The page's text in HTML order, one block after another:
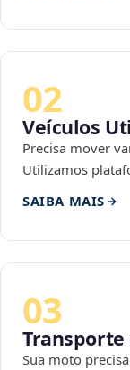
02
Veículos
Precisa mover
Utilizamos
SAIBA MAIS
03
Sua moto